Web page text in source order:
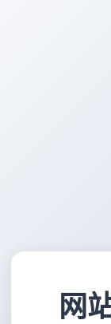
网